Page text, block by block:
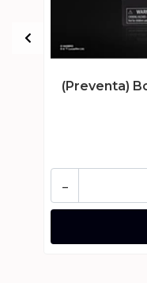
(Preventa)
-